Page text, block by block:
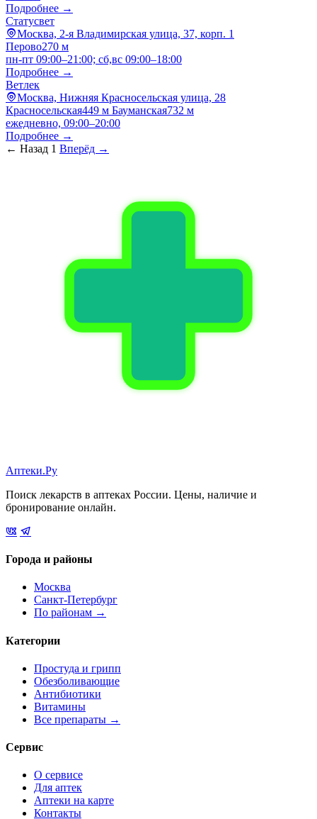
Подробнее →
Статусвет
Москва, 2-я Владимирская улица, 37, корп. 1
Перово270 м
пн-пт 09:00–21:00; сб,вс 09:00–18:00
Подробнее →
Ветлек
Москва, Нижняя Красносельская улица, 28
Красносельская449 м Бауманская732 м
ежедневно, 09:00–20:00
Подробнее →
← Назад 1 Вперёд →
Аптеки.Ру
Поиск лекарств в аптеках России. Цены, наличие и
бронирование онлайн.
Города и районы
Москва
Санкт-Петербург
По районам →
Категории
Простуда и грипп
Обезболивающие
Антибиотики
Витамины
Все препараты →
Сервис
О сервисе
Для аптек
Аптеки на карте
Контакты